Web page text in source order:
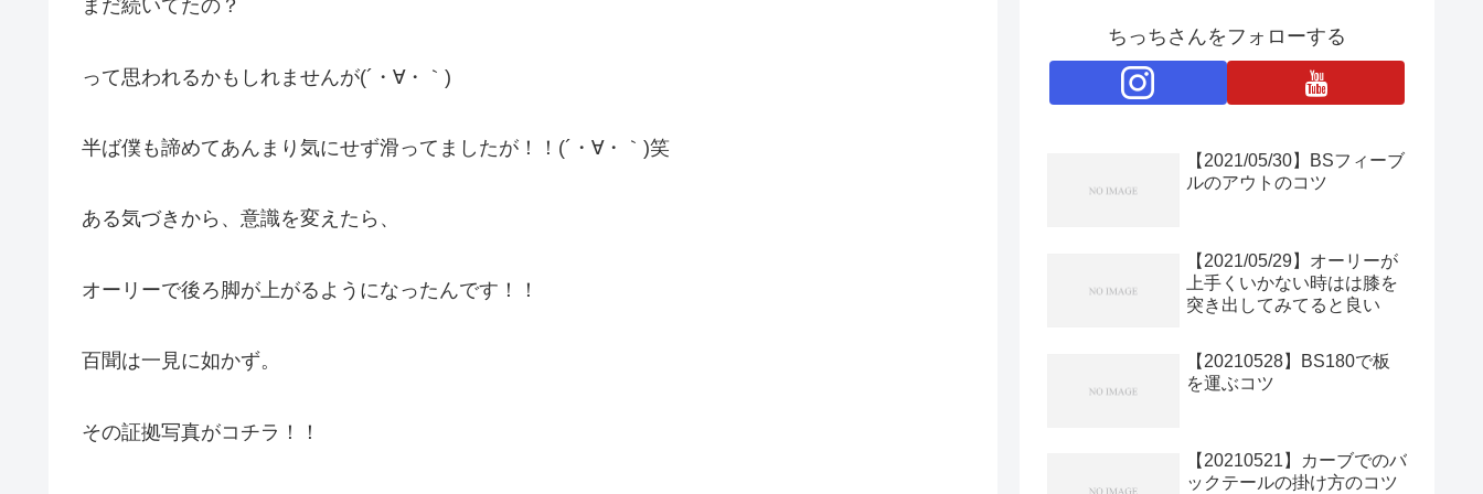
まだ続いてたの？
って思われるかもしれませんが(´・∀・｀)
半ば僕も諦めてあんまり気にせず滑ってましたが！！(´・∀・｀)笑
ある気づきから、意識を変えたら、
オーリーで後ろ脚が上がるようになったんです！！
百聞は一見に如かず。
その証拠写真がコチラ！！
ちっちさんをフォローする
【2021/05/30】BSフィーブ
ルのアウトのコツ
【2021/05/29】オーリーが
上手くいかない時はは膝を
突き出してみてると良い
【20210528】BS180で板
を運ぶコツ
【20210521】カーブでのバ
ックテールの掛け方のコツ